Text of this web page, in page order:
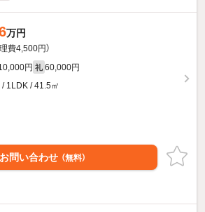
万円
理費4,500円）
円 礼 60,000円
/ 1LDK / 41.5㎡
お問い合わせ （無料）